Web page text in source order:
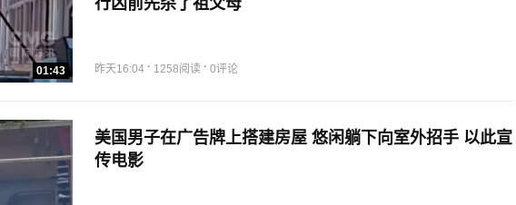
01:43
行凶前先杀了祖父母
昨天16:04 · 1258阅读 · 0评论
美国男子在广告牌上搭建房屋 悠闲躺下向室外招手 以此宣
传电影